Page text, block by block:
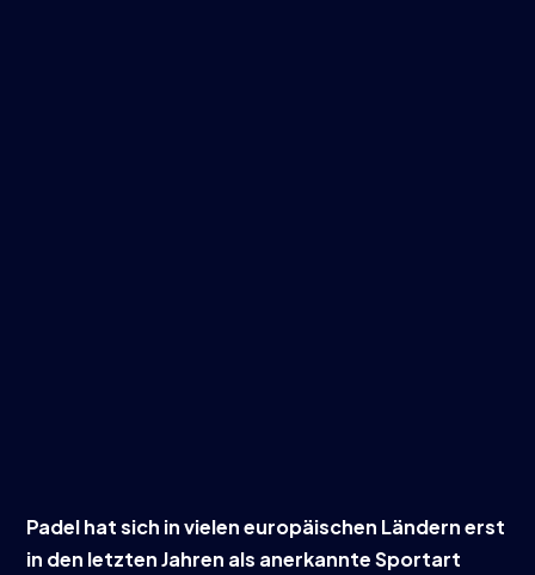
Padel hat sich in vielen europäischen Ländern erst
in den letzten Jahren als anerkannte Sportart